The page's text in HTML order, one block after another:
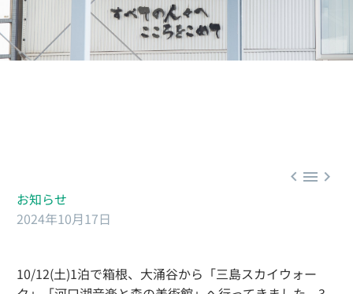
  
お知らせ
2024年10月17日
10/12(土)1泊で箱根、大涌谷から「三島スカイウォー